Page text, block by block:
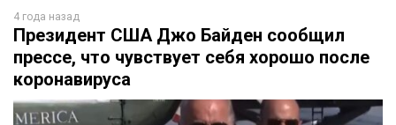
4 года назад
Президент США Джо Байден сообщил
прессе, что чувствует себя хорошо после
коронавируса